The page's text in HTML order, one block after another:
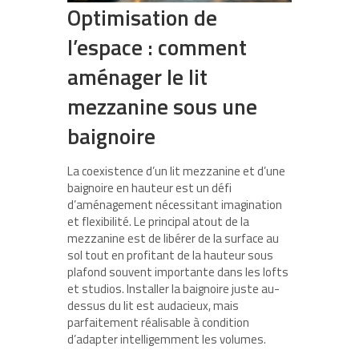
Optimisation de
l’espace : comment
aménager le lit
mezzanine sous une
baignoire
La coexistence d’un lit mezzanine et d’une
baignoire en hauteur est un défi
d’aménagement nécessitant imagination
et flexibilité. Le principal atout de la
mezzanine est de libérer de la surface au
sol tout en profitant de la hauteur sous
plafond souvent importante dans les lofts
et studios. Installer la baignoire juste au-
dessus du lit est audacieux, mais
parfaitement réalisable à condition
d’adapter intelligemment les volumes.